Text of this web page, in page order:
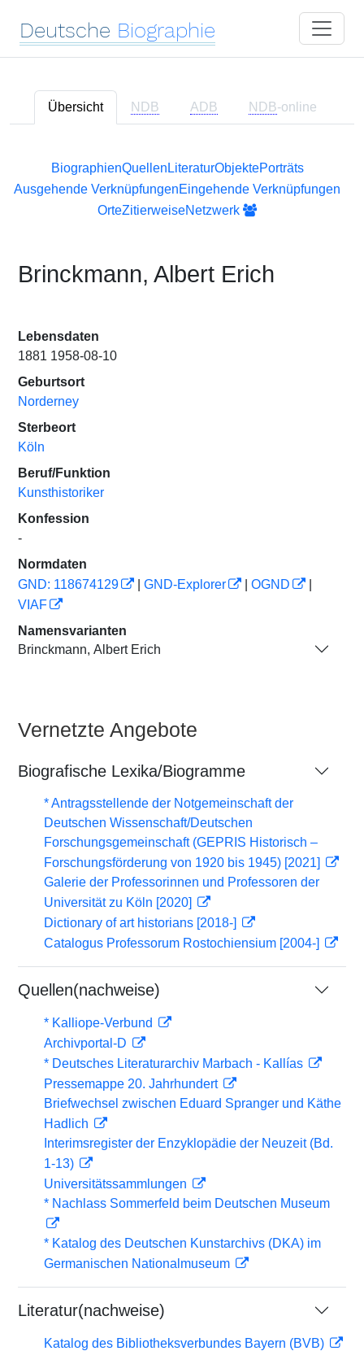
Deutsche Biographie
Übersicht NDB ADB NDB-online
BiographienQuellen LiteraturObjektePorträts
Ausgehende VerknüpfungenEingehende Verknüpfungen
OrteZitierweiseNetzwerk
Brinckmann, Albert Erich
Lebensdaten
1881 1958-08-10
Geburtsort
Norderney
Sterbeort
Köln
Beruf/Funktion
Kunsthistoriker
Konfession
-
Normdaten
GND: 118674129
GND-Explorer OGND
VIAF
Namensvarianten
Brinckmann, Albert Erich
Vernetzte Angebote
Biografische Lexika/Biogramme
* Antragsstellende der Notgemeinschaft der
Deutschen Wissenschaft/Deutschen
Forschungsgemeinschaft (GEPRIS Historisch –
Forschungsförderung von 1920 bis 1945) [2021]
Galerie der Professorinnen und Professoren der
Universität zu Köln [2020]
Dictionary of art historians [2018-]
Catalogus Professorum Rostochiensium [2004-]
Quellen(nachweise)
* Kalliope-Verbund
Archivportal-D
* Deutsches Literaturarchiv Marbach - Kallías
Pressemappe 20. Jahrhundert
Briefwechsel zwischen Eduard Spranger und Käthe
Hadlich
Interimsregister der Enzyklopädie der Neuzeit (Bd.
1-13)
Universitätssammlungen
* Nachlass Sommerfeld beim Deutschen Museum
* Katalog des Deutschen Kunstarchivs (DKA) im
Germanischen Nationalmuseum
Literatur(nachweise)
Katalog des Bibliotheksverbundes Bayern (BVB)